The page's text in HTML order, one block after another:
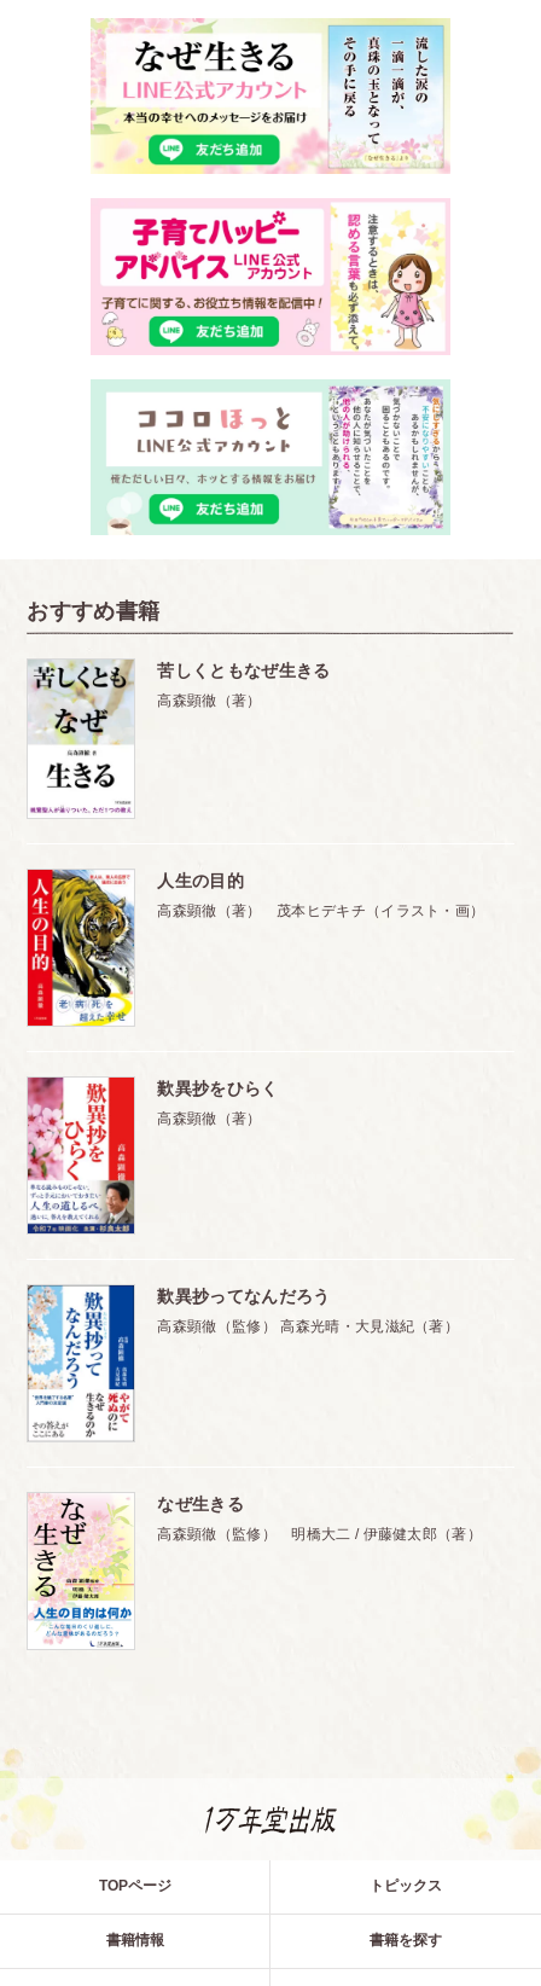
おすすめ書籍
苦しくともなぜ生きる
高森顕徹（著）
人生の目的
高森顕徹（著） 茂本ヒデキチ（イラスト・画）
歎異抄をひらく
高森顕徹（著）
歎異抄ってなんだろう
高森顕徹（監修） 高森光晴・大見滋紀（著）
なぜ生きる
高森顕徹（監修） 明橋大二 / 伊藤健太郎（著）
TOPページ トピックス
書籍情報 書籍を探す